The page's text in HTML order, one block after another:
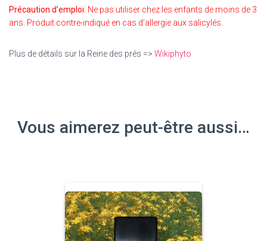
Précaution d’emploi: Ne pas utiliser chez les enfants de moins de 3
ans. Produit contre-indiqué en cas d’allergie aux salicylés.
Plus de détails sur la Reine des prés => Wikiphyto
Vous aimerez peut-être aussi…